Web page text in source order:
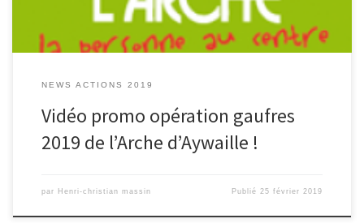
NEWS ACTIONS 2019
Vidéo promo opération gaufres
2019 de l’Arche d’Aywaille !
par Henri-christian massin Publié 25 février 2019